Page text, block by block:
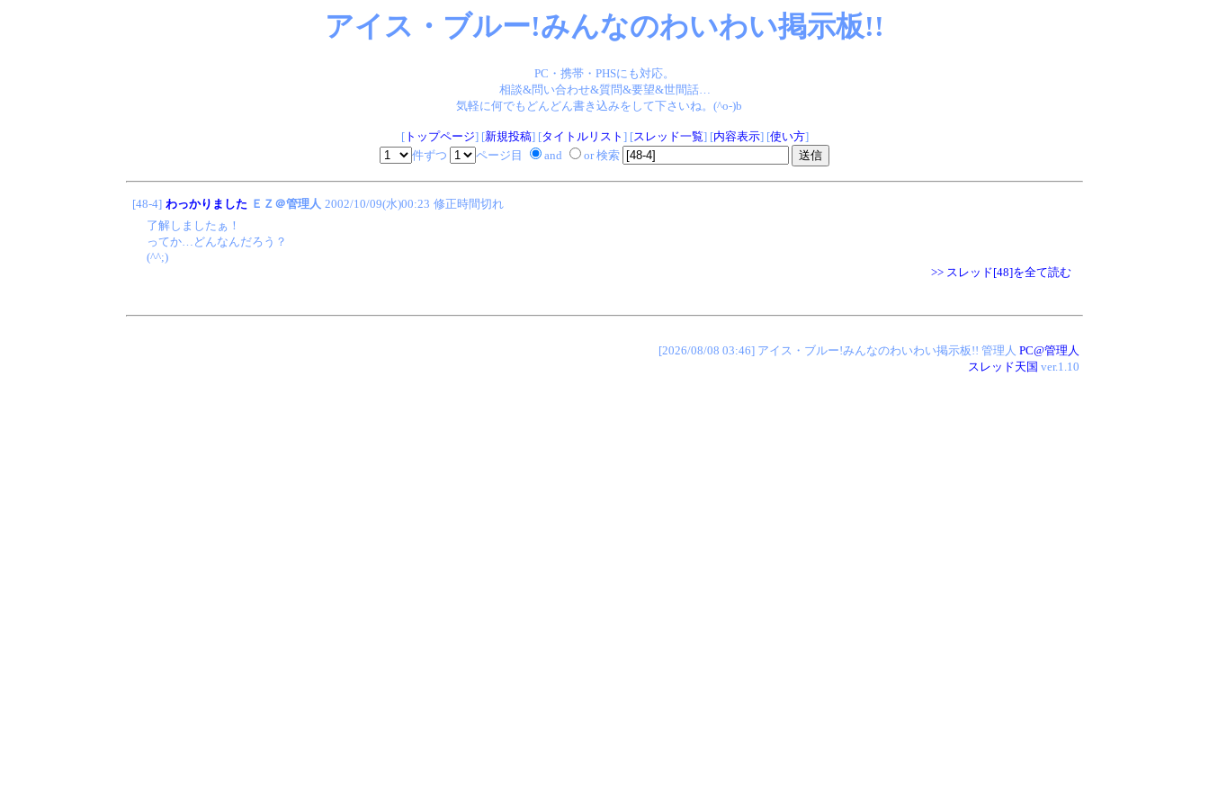
アイス・ブルー!みんなのわいわい掲示板!!
PC・携帯・PHSにも対応。
相談&問い合わせ&質問&要望&世間話…
気軽に何でもどんどん書き込みをして下さいね。(^o-)b
[トップページ] [新規投稿] [タイトルリスト ] [スレッド一覧] [内容表示] [使い方]
件ずつ
ページ目 and or 検索
[48-4] わっかりました ＥＺ＠管理人 2002/10/09(水)00:23 修正時間切れ
了解しましたぁ！
ってか…どんなんだろう？
(^^;)
>> スレッド[48]を全て読む
[2026/08/08 03:46] アイス・ブルー!みんなのわいわい掲示板!! 管理人 PC@管理人
スレッド天国 ver.1.10